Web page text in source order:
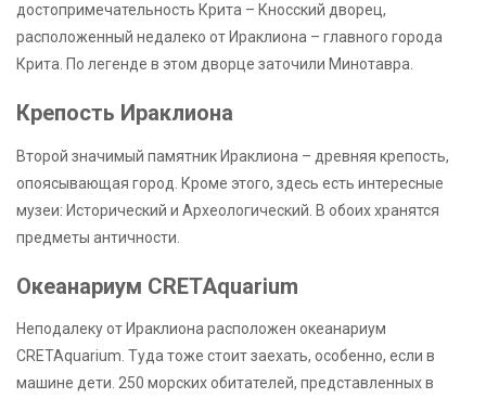
достопримечательность Крита – Кносский дворец,
расположенный недалеко от Ираклиона – главного города
Крита. По легенде в этом дворце заточили Минотавра.
Крепость Ираклиона
Второй значимый памятник Ираклиона – древняя крепость,
опоясывающая город. Кроме этого, здесь есть интересные
музеи: Исторический и Археологический. В обоих хранятся
предметы античности.
Океанариум CRETAquarium
Неподалеку от Ираклиона расположен океанариум
CRETAquarium. Туда тоже стоит заехать, особенно, если в
машине дети. 250 морских обитателей, представленных в